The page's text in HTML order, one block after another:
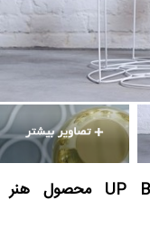
میز قهوه‌خوری UP BALLOON COFFEE محصول هنر